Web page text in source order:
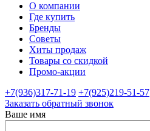
О компании
Где купить
Бренды
Советы
Хиты продаж
Товары со скидкой
Промо-акции
+7(936)317-71-19 +7(925)219-51-57
Заказать обратный звонок
Ваше имя